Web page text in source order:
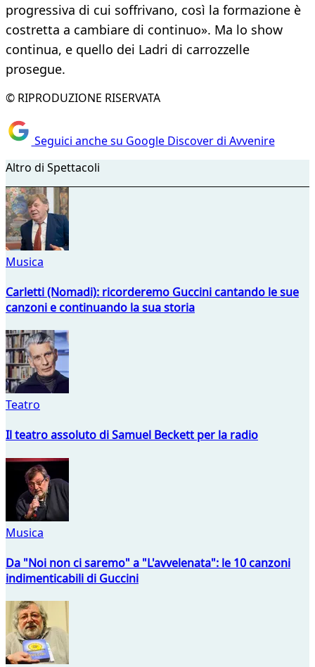
progressiva di cui soffrivano, così la formazione è
costretta a cambiare di continuo». Ma lo show
continua, e quello dei Ladri di carrozzelle
prosegue.
© RIPRODUZIONE RISERVATA
Seguici anche su Google Discover di Avvenire
Altro di Spettacoli
Musica
Carletti (Nomadi): ricorderemo Guccini cantando le sue
canzoni e continuando la sua storia
Teatro
Il teatro assoluto di Samuel Beckett per la radio
Musica
Da "Noi non ci saremo" a "L'avvelenata": le 10 canzoni
indimenticabili di Guccini